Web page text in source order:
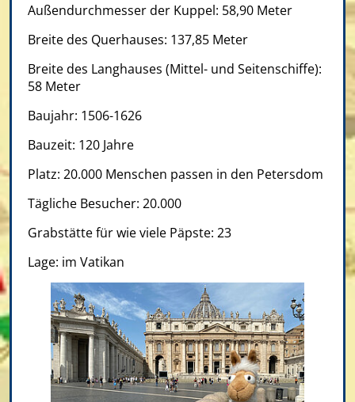
Außendurchmesser der Kuppel: 58,90 Meter
Breite des Querhauses: 137,85 Meter
Breite des Langhauses (Mittel- und Seitenschiffe):
58 Meter
Baujahr: 1506-1626
Bauzeit: 120 Jahre
Platz: 20.000 Menschen passen in den Petersdom
Tägliche Besucher: 20.000
Grabstätte für wie viele Päpste: 23
Lage: im Vatikan